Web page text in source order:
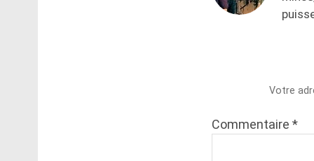
Votre
Commentaire *